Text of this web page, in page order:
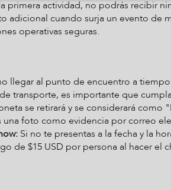
primera actividad, no podrás recibir
adicional cuando surja un evento
operativas seguras.
llegar al punto de encuentro a
transporte, es importante que
se retirará y se considerará
una foto como evidencia por correo
Si no te presentas a la fecha y la
de $15 USD por persona al hacer